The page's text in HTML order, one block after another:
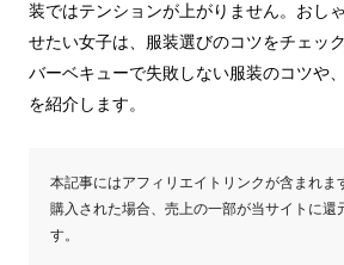
装ではテンションが上がりません。おし
せたい女子は、服装選びのコツをチェッ
バーベキューで失敗しない服装のコツや
を紹介します。
本記事にはアフィリエイトリンクが含まれま
購入された場合、売上の一部が当サイトに還
す。